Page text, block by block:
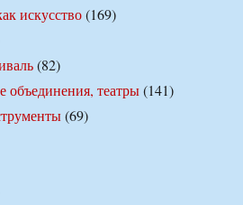
искусство(169)
(82)
объединения, театры(141)
(69)